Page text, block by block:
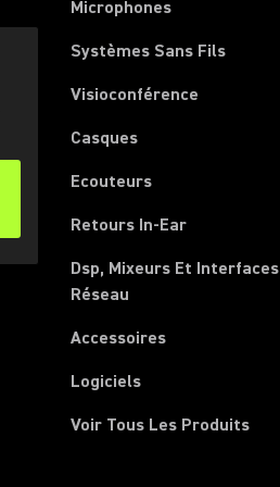
Microphones
Systèmes Sans Fils
Visioconférence
Casques
Ecouteurs
Retours In-Ear
Dsp, Mixeurs Et Interfaces
Réseau
Accessoires
Logiciels
Voir Tous Les Produits